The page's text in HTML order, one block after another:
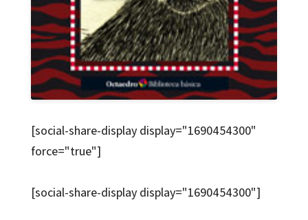
[social-share-display display="1690454300"
force="true"]
[social-share-display display="1690454300"]